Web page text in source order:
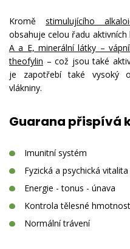
Kromě stimulujícího
obsahuje celou řadu
A a E, minerální látky –
theofylin – což jsou také
je zapotřebí také vysoký
vlákniny.
Guarana přispívá
Imunitní systém
Fyzická a psychická vitalita
Energie - tonus - únava
Kontrola tělesné
Normální trávení